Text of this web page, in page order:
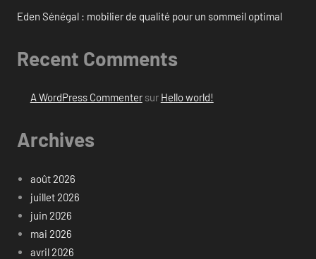
Eden Sénégal : mobilier de qualité pour un sommeil optimal
Recent Comments
A WordPress Commentersur Hello world!
Archives
août 2026
juillet 2026
juin 2026
mai 2026
avril 2026